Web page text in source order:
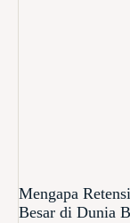
Mengapa
Besar di Dunia